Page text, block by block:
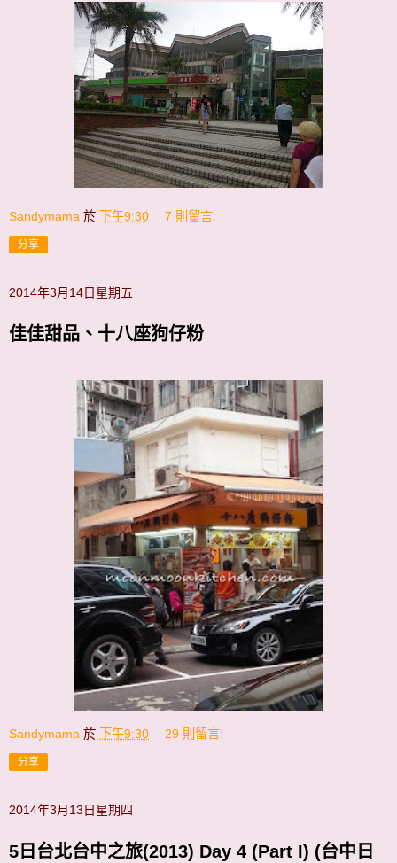
Sandymama 於 下午9:30 7 則留言:
分享
2014年3月14日星期五
佳佳甜品、十八座狗仔粉
Sandymama 於 下午9:30 29 則留言:
分享
2014年3月13日星期四
5日台北台中之旅(2013) Day 4 (Part I) (台中日